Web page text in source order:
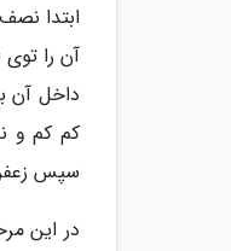
ابتدا
آن را
داخل آن
سپس
در این